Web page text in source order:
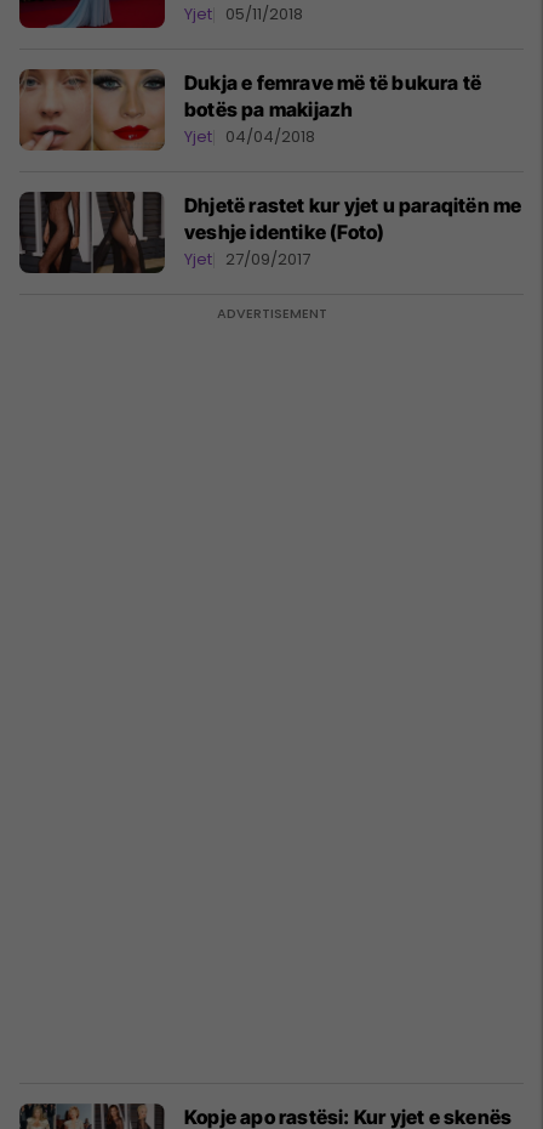
Yjet 05/11/2018
Dukja e femrave më të bukura të
botës pa makijazh
Yjet 04/04/2018
Dhjetë rastet kur yjet u paraqitën me
veshje identike (Foto)
Yjet 27/09/2017
Kopje apo rastësi: Kur yjet e skenës